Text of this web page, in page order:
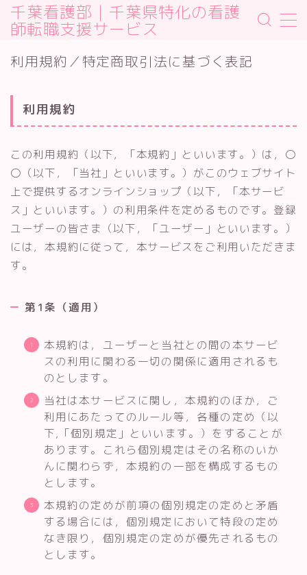
千葉看護部｜千葉県特化の看護
師転職支援サービス
MENU
Sample Page
プライバシーポリシー
利用規約／特定商取引法に基づく表記
有料記事の決済完了ページ
運営者情報
利用規約／特定商取引法に基づく表記
利用規約
この利用規約（以下，「本規約」といいます。）は，〇
〇（以下，「当社」といいます。）がこのウェブサイト
上で提供するオンラインショップ（以下，「本サービ
ス」といいます。）の利用条件を定めるものです。登録
ユーザーの皆さま（以下，「ユーザー」といいます。）
には，本規約に従って，本サービスをご利用いただきま
す。
第1条（適用）
本規約は，ユーザーと当社との間の本サービ
スの利用に関わる一切の関係に適用されるも
のとします。
当社は本サービスに関し，本規約のほか，ご
利用にあたってのルール等，各種の定め（以
下,「個別規定」といいます。）をすることが
あります。これら個別規定はその名称のいか
んに関わらず，本規約の一部を構成するもの
とします。
本規約の定めが前項の個別規定の定めと矛盾
する場合には，個別規定において特段の定め
なき限り，個別規定の定めが優先されるもの
とします。